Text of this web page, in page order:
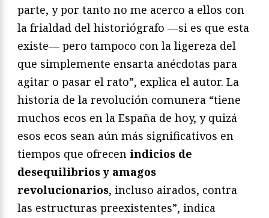
parte, y por tanto no me acerco a ellos con
la frialdad del historiógrafo —si es que esta
existe— pero tampoco con la ligereza del
que simplemente ensarta anécdotas para
agitar o pasar el rato”, explica el autor. La
historia de la revolución comunera “tiene
muchos ecos en la España de hoy, y quizá
esos ecos sean aún más significativos en
tiempos que ofrecen indicios de
desequilibrios y amagos
revolucionarios, incluso airados, contra
las estructuras preexistentes”, indica